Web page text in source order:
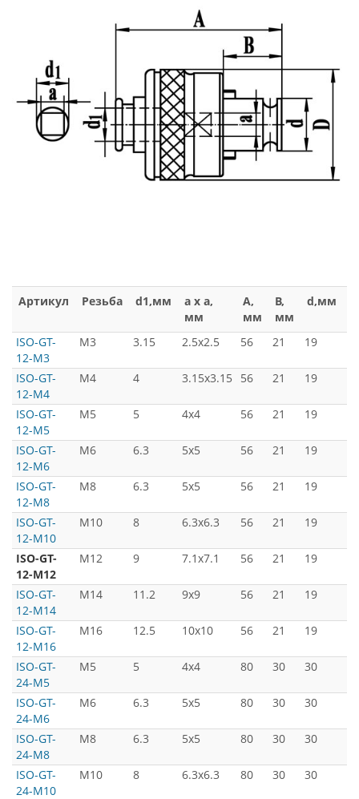
Артикул Резьба d1,мм
a x a,
мм
A,
мм
B,
мм
d,мм
ISO-GT-
12-M3
М3 3.15 2.5x2.5 56 21 19
ISO-GT-
12-M4
M4 4 3.15x3.15 56 21 19
ISO-GT-
12-M5
M5 5 4x4 56 21 19
ISO-GT-
12-M6
M6 6.3 5x5 56 21 19
ISO-GT-
12-M8
M8 6.3 5x5 56 21 19
ISO-GT-
12-M10
M10 8 6.3x6.3 56 21 19
ISO-GT-
12-M12
M12 9 7.1x7.1 56 21 19
ISO-GT-
12-M14
M14 11.2 9x9 56 21 19
ISO-GT-
12-M16
M16 12.5 10x10 56 21 19
ISO-GT-
24-M5
M5 5 4x4 80 30 30
ISO-GT-
24-M6
M6 6.3 5x5 80 30 30
ISO-GT-
24-M8
M8 6.3 5x5 80 30 30
ISO-GT-
24-M10
M10 8 6.3x6.3 80 30 30